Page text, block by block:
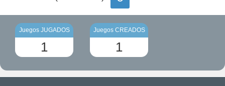
Juegos JUGADOS
1
Juegos CREADOS
1